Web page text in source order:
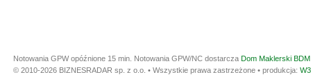
Notowania GPW opóźnione 15 min. Notowania GPW/NC dostarcza Dom Maklerski
© 2010-2026 BIZNESRADAR sp. z o.o. • Wszystkie prawa zastrzeżone • produkcja: